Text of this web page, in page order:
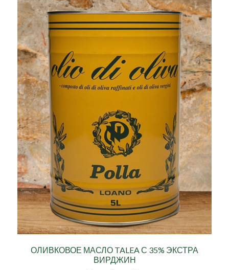
ОЛИВКОВОЕ МАСЛО TALEA С 35% ЭКСТРА
ВИРДЖИН